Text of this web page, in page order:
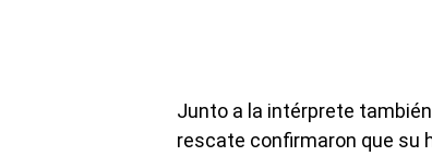
Junto a la intérprete
rescate confirmaron que su